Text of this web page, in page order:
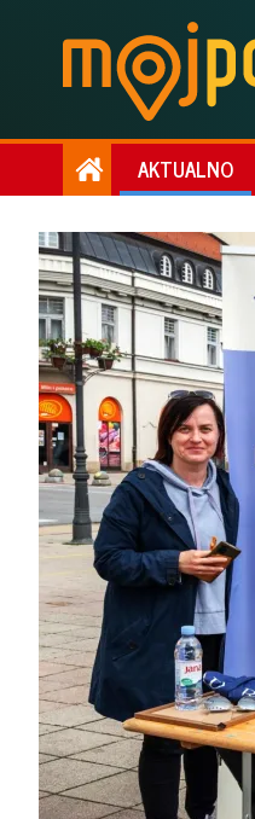
AKTUALNO